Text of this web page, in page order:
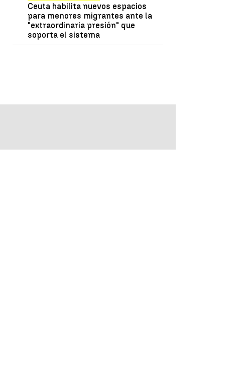
Ceuta habilita nuevos espacios
para menores migrantes ante la
"extraordinaria presión" que
soporta el sistema